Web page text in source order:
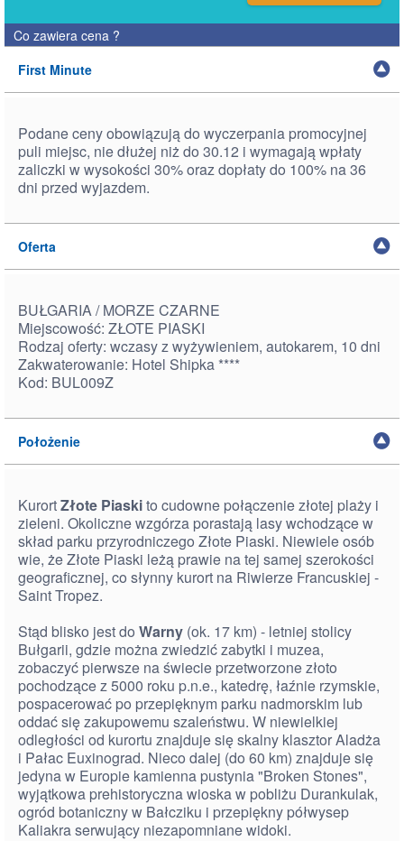
Co zawiera cena ?
First Minute
Podane ceny obowiązują do wyczerpania promocyjnej
puli miejsc, nie dłużej niż do 30.12 i wymagają wpłaty
zaliczki w wysokości 30% oraz dopłaty do 100% na 36
dni przed wyjazdem.
Oferta
BUŁGARIA / MORZE CZARNE
Miejscowość: ZŁOTE PIASKI
Rodzaj oferty: wczasy z wyżywieniem, autokarem, 10 dni
Zakwaterowanie: Hotel Shipka ****
Kod: BUL009Z
Położenie
KurortZłote Piaskito cudowne połączenie złotej plaży i
zieleni. Okoliczne wzgórza porastają lasy wchodzące w
skład parku przyrodniczego Złote Piaski. Niewiele osób
wie, że Złote Piaski leżą prawie na tej samej szerokości
geograficznej, co słynny kurort na Riwierze Francuskiej -
Saint Tropez.
Stąd blisko jest do Warny (ok. 17 km) - letniej stolicy
Bułgarii, gdzie można zwiedzić zabytki i muzea,
zobaczyć pierwsze na świecie przetworzone złoto
pochodzące z 5000 roku p.n.e., katedrę, łaźnie rzymskie,
pospacerować po przepięknym parku nadmorskim lub
oddać się zakupowemu szaleństwu. W niewielkiej
odległości od kurortu znajduje się skalny klasztor Aladża
i Pałac Euxinograd. Nieco dalej (do 60 km) znajduje się
jedyna w Europie kamienna pustynia "Broken Stones",
wyjątkowa prehistoryczna wioska w pobliżu Durankulak,
ogród botaniczny w Bałcziku i przepiękny półwysep
Kaliakra serwujący niezapomniane widoki.